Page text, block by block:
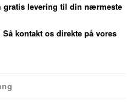
gratis levering til din nærmeste
kontakt os direkte på vores